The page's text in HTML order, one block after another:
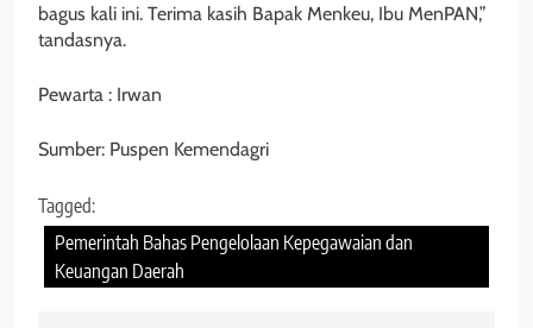
bagus kali ini. Terima kasih Bapak Menkeu, Ibu MenPAN,”
tandasnya.
Pewarta : Irwan
Sumber: Puspen Kemendagri
Tagged:
Pemerintah Bahas Pengelolaan Kepegawaian dan
Keuangan Daerah